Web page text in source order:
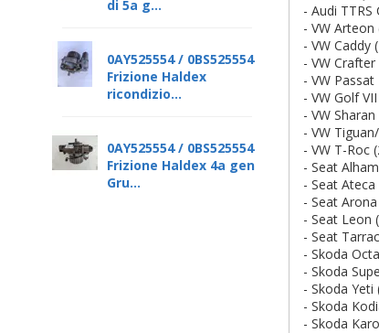
di 5a g...
0AY525554 / 0BS525554
Frizione Haldex
ricondizio...
0AY525554 / 0BS525554
Frizione Haldex 4a gen
Gru...
- Audi
- VW Arteon
- VW Caddy
- VW
- VW
- VW Golf
- VW
- VW
- VW T-Roc
- Seat
- Seat
- Seat
- Seat Leon
- Seat
- Skoda
- Skoda
- Skoda Yeti
- Skoda
- Skoda